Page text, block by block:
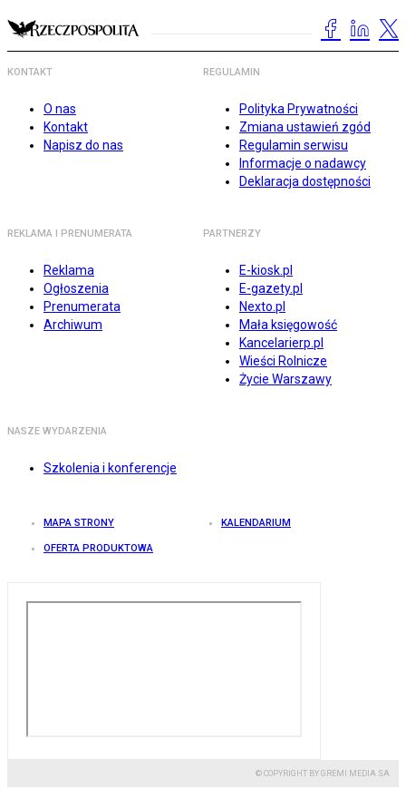
KONTAKT
O nas
Kontakt
Napisz do nas
REGULAMIN
Polityka Prywatności
Zmiana ustawień zgód
Regulamin serwisu
Informacje o nadawcy
Deklaracja dostępności
REKLAMA I PRENUMERATA
Reklama
Ogłoszenia
Prenumerata
Archiwum
PARTNERZY
E-kiosk.pl
E-gazety.pl
Nexto.pl
Mała księgowość
Kancelarierp.pl
Wieści Rolnicze
Życie Warszawy
NASZE WYDARZENIA
Szkolenia i konferencje
MAPA STRONY KALENDARIUM
OFERTA PRODUKTOWA
© COPYRIGHT BY GREMI MEDIA SA